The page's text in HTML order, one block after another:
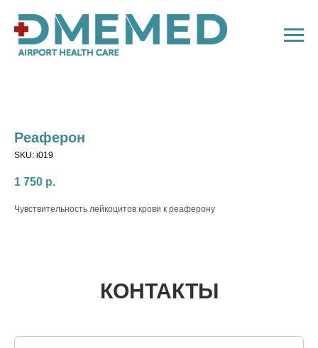
Реаферон
SKU: i019
1 750 р.
Чувствительность лейкоцитов крови к реаферону
КОНТАКТЫ